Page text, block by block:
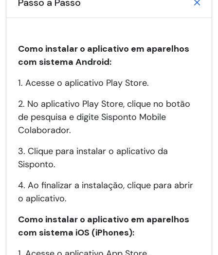
Passo a Passo
Como instalar o aplicativo em aparelhos
com sistema Android:
1. Acesse o aplicativo Play Store.
2. No aplicativo Play Store, clique no botão
de pesquisa e digite Sisponto Mobile
Colaborador.
3. Clique para instalar o aplicativo da
Sisponto.
4. Ao finalizar a instalação, clique para abrir
o aplicativo.
Como instalar o aplicativo em aparelhos
com sistema iOS (iPhones):